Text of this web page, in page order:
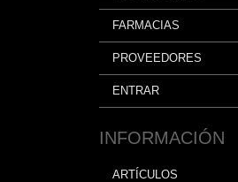
FARMACIAS
PROVEEDORES
ENTRAR
INFORMACIÓN
ARTÍCULOS